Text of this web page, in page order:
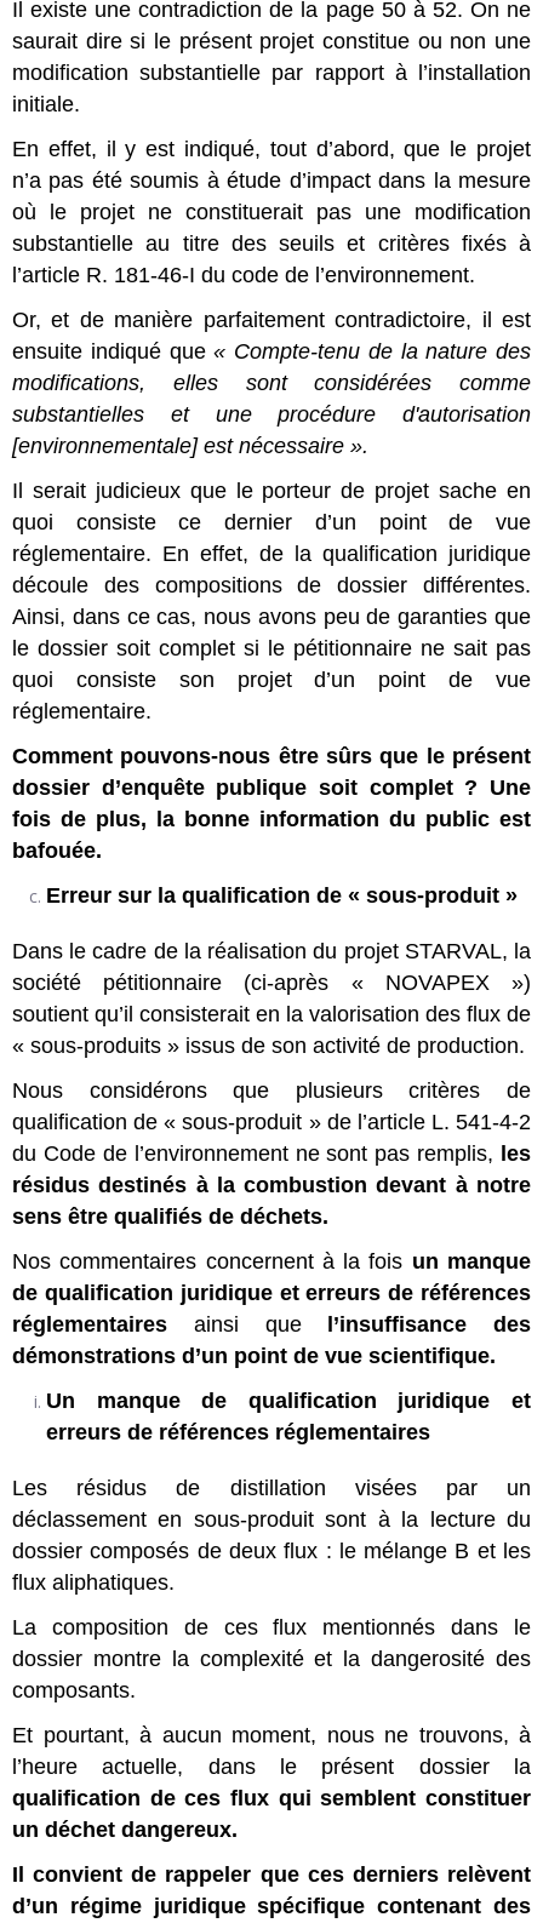
Il existe une contradiction de la page 50 à 52. On ne
saurait dire si le présent projet constitue ou non une
modification substantielle par rapport à l’installation
initiale.
En effet, il y est indiqué, tout d’abord, que le projet
n’a pas été soumis à étude d’impact dans la mesure
où le projet ne constituerait pas une modification
substantielle au titre des seuils et critères fixés à
l’article R. 181-46-I du code de l’environnement.
Or, et de manière parfaitement contradictoire, il est
ensuite indiqué que« Compte-tenu de la nature des
modifications, elles sont considérées comme
substantielles et une procédure d'autorisation
[environnementale] est nécessaire ».
Il serait judicieux que le porteur de projet sache en
quoi consiste ce dernier d’un point de vue
réglementaire. En effet, de la qualification juridique
découle des compositions de dossier différentes.
Ainsi, dans ce cas, nous avons peu de garanties que
le dossier soit complet si le pétitionnaire ne sait pas
quoi consiste son projet d’un point de vue
réglementaire.
Comment pouvons-nous être sûrs que le présent
dossier d’enquête publique soit complet ? Une
fois de plus, la bonne information du public est
bafouée.
Erreur sur la qualification de « sous-produit »
Dans le cadre de la réalisation du projet STARVAL, la
société pétitionnaire (ci-après « NOVAPEX »)
soutient qu’il consisterait en la valorisation des flux de
« sous-produits » issus de son activité de production.
Nous considérons que plusieurs critères de
qualification de « sous-produit » de l’article L. 541-4-2
du Code de l’environnement ne sont pas remplis, les
résidus destinés à la combustion devant à notre
sens être qualifiés de déchets.
Nos commentaires concernent à la fois un manque
de qualification juridique et erreurs de références
réglementaires ainsi que
l’insuffisance des
démonstrations d’un point de vue scientifique.
Un manque de qualification juridique et
erreurs de références réglementaires
Les résidus de distillation visées par un
déclassement en sous-produit sont à la lecture du
dossier composés de deux flux : le mélange B et les
flux aliphatiques.
La composition de ces flux mentionnés dans le
dossier montre la complexité et la dangerosité des
composants.
Et pourtant, à aucun moment, nous ne trouvons, à
l’heure actuelle, dans le présent dossier la
qualification de ces flux qui semblent constituer
un déchet dangereux.
Il convient de rappeler que ces derniers relèvent
d’un régime juridique spécifique contenant des